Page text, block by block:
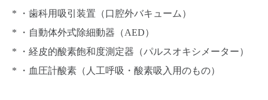
* ・歯科用吸引装置（口腔外バキューム）
* ・自動体外式除細動器（AED）
* ・経皮的酸素飽和度測定器（パルスオキシメーター）
* ・血圧計酸素（人工呼吸・酸素吸入用のもの）